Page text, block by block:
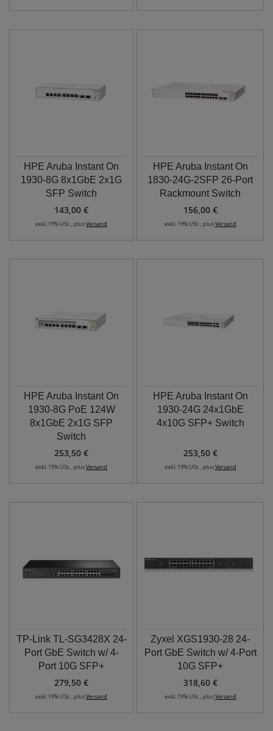
HPE Aruba Instant On
1930-8G 8x1GbE 2x1G
SFP Switch
143,00 €
exkl. 19% USt. , plusVersand
HPE Aruba Instant On
1830-24G-2SFP 26-Port
Rackmount Switch
156,00 €
exkl. 19% USt. , plusVersand
HPE Aruba Instant On
1930-8G PoE 124W
8x1GbE 2x1G SFP
Switch
253,50 €
exkl. 19% USt. , plusVersand
HPE Aruba Instant On
1930-24G 24x1GbE
4x10G SFP+ Switch
253,50 €
exkl. 19% USt. , plusVersand
TP-Link TL-SG3428X 24-
Port GbE Switch w/ 4-
Port 10G SFP+
279,50 €
exkl. 19% USt. , plusVersand
Zyxel XGS1930-28 24-
Port GbE Switch w/ 4-Port
10G SFP+
318,60 €
exkl. 19% USt. , plusVersand